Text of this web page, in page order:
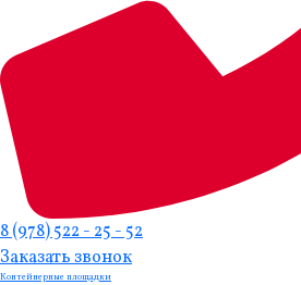
8 (978) 522 - 25 - 52
Заказать звонок
Контейнерные площадки